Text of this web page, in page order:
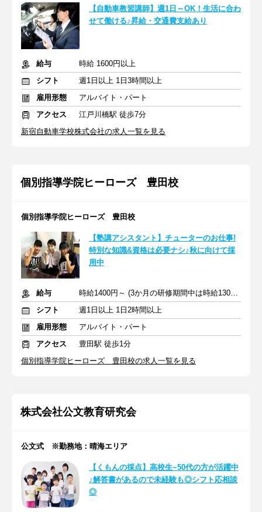
【自動車教習講師】週1日～OK！生活に合わ
せて働ける♪昇給・交通費支給あり
給与
時給 1600円以上
シフト
週1日以上 1日3時間以上
雇用形態
アルバイト・パート
アクセス
江戸川橋駅 徒歩7分
新宿自動車学校株式会社の求人一覧を見る
個別指導学院ヒーローズ 豊田校
個別指導学院ヒーローズ 豊田校
【塾講アシスタント】チューターのお仕事!
特別な知識&資格は必要ナシ♪秋に向けて採
用中
給与
時給1400円～ (3か月の研修期間中は時給1300円)
シフト
週1日以上 1日2時間以上
雇用形態
アルバイト・パート
アクセス
豊田駅 徒歩1分
個別指導学院ヒーローズ 豊田校の求人一覧を見る
株式会社公文教育研究会
公文式 ※勤務地：晴海エリア
【くもんの採点】高校生~50代の方が活躍中
♪解答書があるので未経験も◎シフト応相談
◎